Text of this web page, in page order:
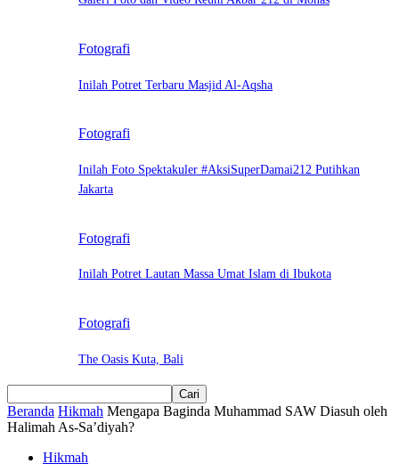
Fotografi
Inilah Potret Terbaru Masjid Al-Aqsha
Fotografi
Inilah Foto Spektakuler #AksiSuperDamai212 Putihkan
Jakarta
Fotografi
Inilah Potret Lautan Massa Umat Islam di Ibukota
Fotografi
The Oasis Kuta, Bali
Beranda Hikmah Mengapa Baginda Muhammad SAW Diasuh oleh
Halimah As-Sa’diyah?
Hikmah